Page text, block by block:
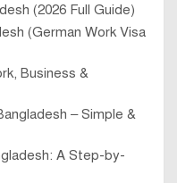
(2026 Full Guide)
(German Work Visa
Business &
– Simple &
A Step-by-